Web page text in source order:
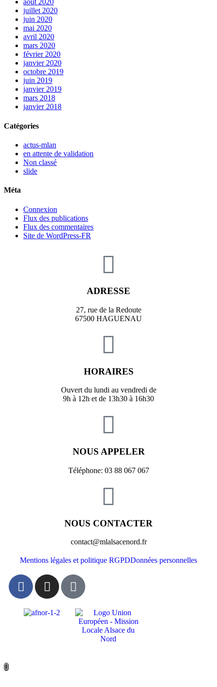
août 2020
juillet 2020
juin 2020
mai 2020
avril 2020
mars 2020
février 2020
janvier 2020
octobre 2019
juin 2019
janvier 2019
mars 2018
janvier 2018
Catégories
actus-mlan
en attente de validation
Non classé
slide
Méta
Connexion
Flux des publications
Flux des commentaires
Site de WordPress-FR
ADRESSE
27, rue de la Redoute
67500 HAGUENAU
HORAIRES
Ouvert du lundi au vendredi de
9h à 12h et de 13h30 à 16h30
NOUS APPELER
Téléphone: 03 88 067 067
NOUS CONTACTER
contact@mlalsacenord.fr
Mentions légales et politique RGPDDonnées personnelles